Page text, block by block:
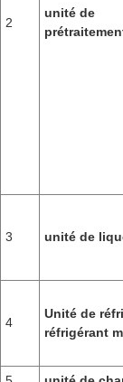
2
unité de
3 unité de
4
Unité de
réfrigérant